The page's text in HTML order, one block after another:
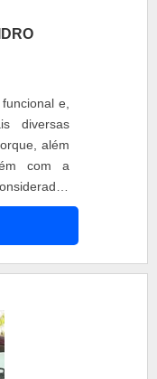
e,
diversas
além
com a
forma, a
fazendo